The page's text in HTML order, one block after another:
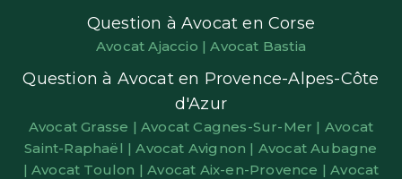
Question à Avocat en Corse
Avocat Ajaccio |Avocat Bastia
Question à Avocat en Provence-Alpes-Côte
d'Azur
Avocat Grasse |Avocat Cagnes-Sur-Mer | Avocat
Saint-Raphaël |Avocat Avignon | Avocat Aubagne
| Avocat Toulon |Avocat Aix-en-Provence |Avocat